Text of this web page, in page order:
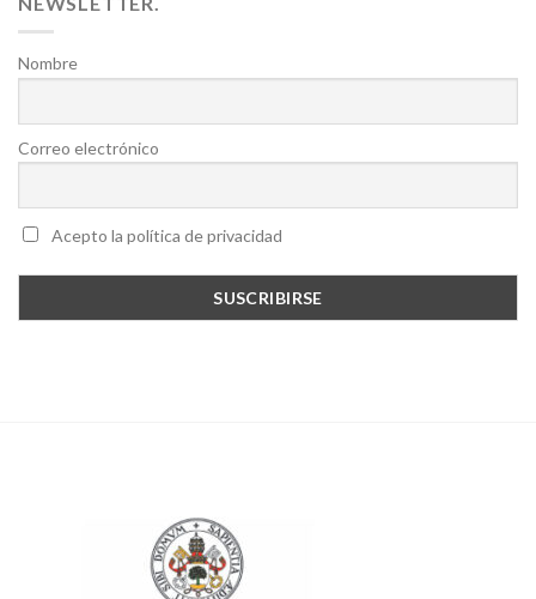
Nombre
Correo electrónico
Acepto la política de privacidad